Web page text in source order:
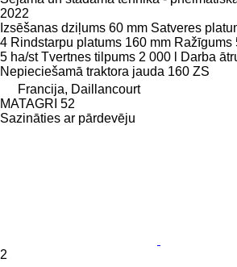
2022
Izsēšanas dziļums 60 mm Satveres
4 Rindstarpu platums 160 mm Ražīgums
5 ha/st Tvertnes tilpums 2 000 l Darba
Nepieciešamā traktora jauda 160 ZS
Francija, Daillancourt
MATAGRI 52
Sazināties ar pārdevēju
2